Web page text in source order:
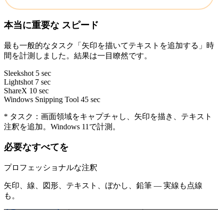
本当に重要な スピード
最も一般的なタスク「矢印を描いてテキストを追加する」時
間を計測しました。結果は一目瞭然です。
Sleekshot 5 sec
Lightshot 7 sec
ShareX 10 sec
Windows Snipping Tool 45 sec
* タスク：画面領域をキャプチャし、矢印を描き、テキスト
注釈を追加。Windows 11で計測。
必要なすべてを
プロフェッショナルな注釈
矢印、線、図形、テキスト、ぼかし、鉛筆 — 実線も点線
も。